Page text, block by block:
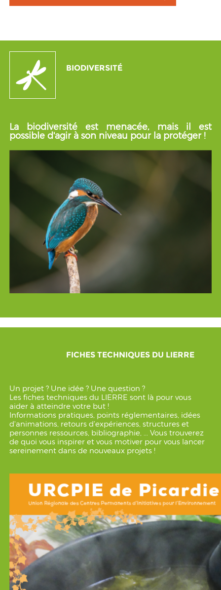
BIODIVERSITÉ
La biodiversité est menacée, mais il est
possible d'agir à son niveau pour la protéger !
FICHES TECHNIQUES DU LIERRE
Un projet ? Une idée ? Une question ?
Les fiches techniques du LIERRE sont là pour vous
aider à atteindre votre but !
Informations pratiques, points réglementaires, idées
d'animations, retours d’expériences, structures et
personnes ressources, bibliographie, ... Vous trouverez
de quoi vous inspirer et vous motiver pour vous lancer
sereinement dans de nouveaux projets !